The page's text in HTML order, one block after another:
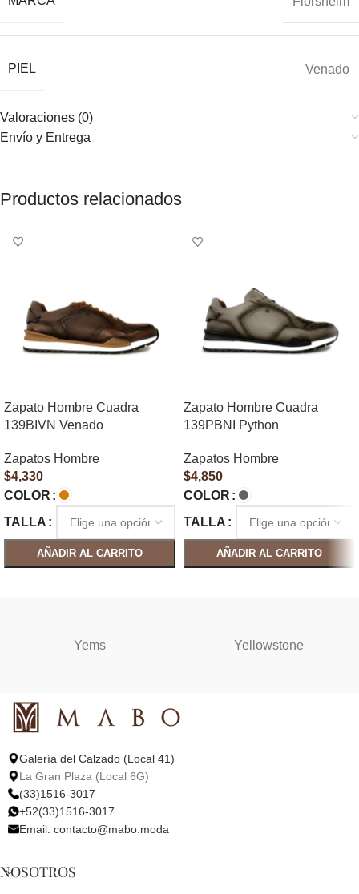
PIEL Venado
Valoraciones (0)
Envío y Entrega
Productos relacionados
Zapato Hombre Cuadra
139BIVN Venado
Zapatos Hombre
$4,330
COLOR
TALLA
AÑADIR AL CARRITO
Zapato Hombre Cuadra
139PBNI Python
Zapatos Hombre
$4,850
COLOR
TALLA
AÑADIR AL CARRITO
Yems Yellowstone
Galería del Calzado (Local 41)
La Gran Plaza (Local 6G)
(33)1516-3017
+52(33)1516-3017
Email: contacto@mabo.moda
NOSOTROS